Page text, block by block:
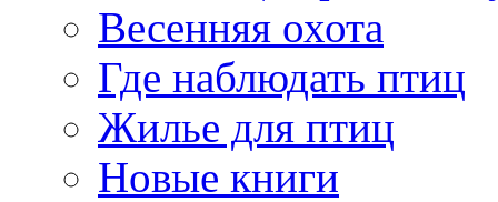
Весенняя охота
Где наблюдать птиц
Жилье для птиц
Новые книги